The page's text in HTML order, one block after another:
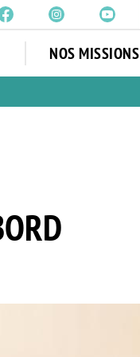
NOS MISSIONS